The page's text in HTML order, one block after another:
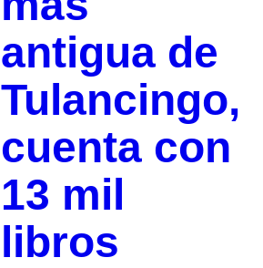
antigua de
Tulancingo,
cuenta con
13 mil
libros